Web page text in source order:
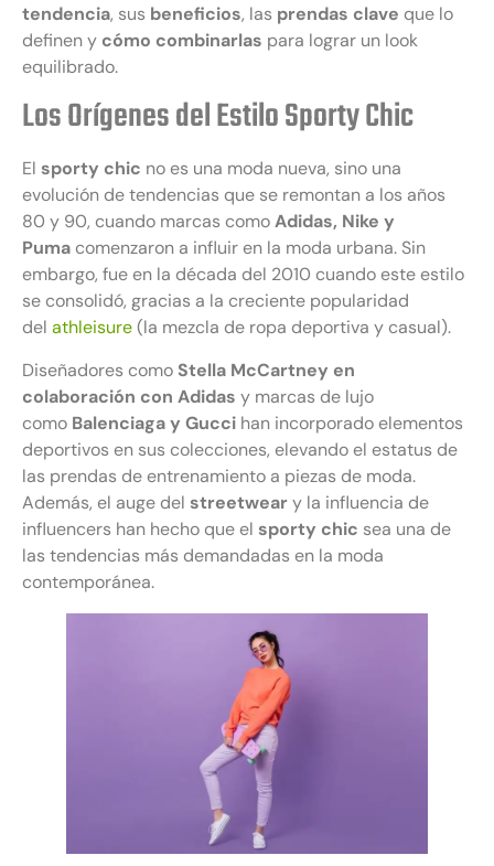
tendencia, sus beneficios, las prendas clave que lo
definen y cómo combinarlas para lograr un look
equilibrado.
Los Orígenes del Estilo Sporty Chic
El sporty chic no es una moda nueva, sino una
evolución de tendencias que se remontan a los años
80 y 90, cuando marcas comoAdidas, Nike y
Puma comenzaron a influir en la moda urbana. Sin
embargo, fue en la década del 2010 cuando este estilo
se consolidó, gracias a la creciente popularidad
del athleisure(la mezcla de ropa deportiva y casual).
Diseñadores como Stella McCartney en
colaboración con Adidas y marcas de lujo
como Balenciaga y Gucci han incorporado elementos
deportivos en sus colecciones, elevando el estatus de
las prendas de entrenamiento a piezas de moda.
Además, el auge del streetweary la influencia de
influencers han hecho que el sporty chic sea una de
las tendencias más demandadas en la moda
contemporánea.